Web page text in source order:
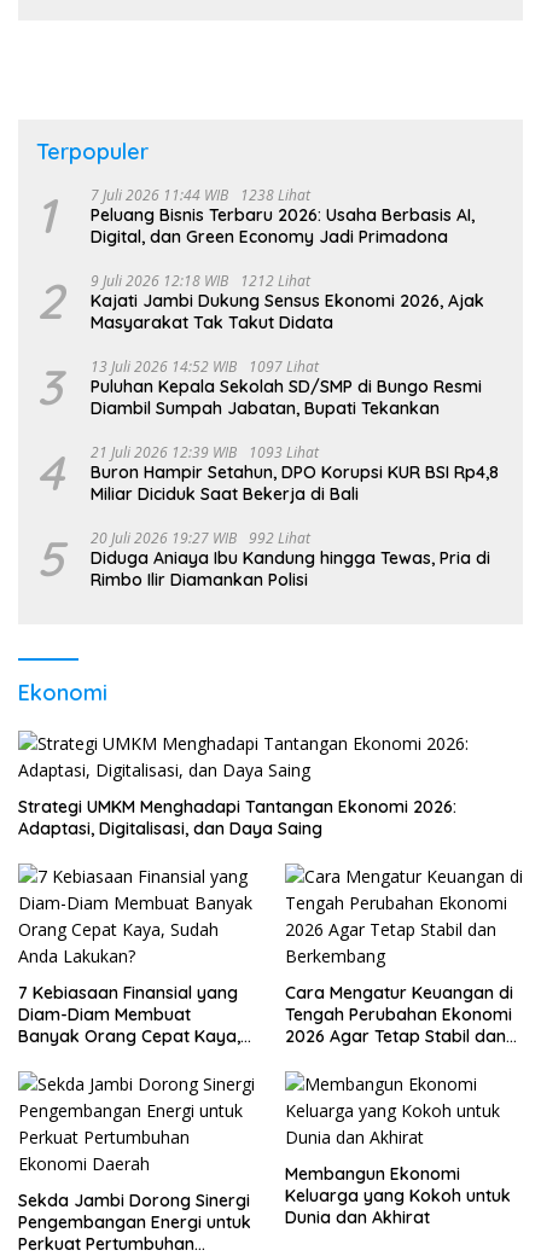
Terpopuler
1 7 Juli 2026 11:44 WIB 1238 Lihat
Peluang Bisnis Terbaru 2026: Usaha Berbasis AI,
Digital, dan Green Economy Jadi Primadona
2 9 Juli 2026 12:18 WIB 1212 Lihat
Kajati Jambi Dukung Sensus Ekonomi 2026, Ajak
Masyarakat Tak Takut Didata
3 13 Juli 2026 14:52 WIB 1097 Lihat
Puluhan Kepala Sekolah SD/SMP di Bungo Resmi
Diambil Sumpah Jabatan, Bupati Tekankan
4 21 Juli 2026 12:39 WIB 1093 Lihat
Buron Hampir Setahun, DPO Korupsi KUR BSI Rp4,8
Miliar Diciduk Saat Bekerja di Bali
5 20 Juli 2026 19:27 WIB 992 Lihat
Diduga Aniaya Ibu Kandung hingga Tewas, Pria di
Rimbo Ilir Diamankan Polisi
Ekonomi
Strategi UMKM Menghadapi Tantangan Ekonomi 2026:
Adaptasi, Digitalisasi, dan Daya Saing
7 Kebiasaan Finansial yang
Diam-Diam Membuat
Banyak Orang Cepat Kaya,
Cara Mengatur Keuangan di
Tengah Perubahan Ekonomi
2026 Agar Tetap Stabil dan
Sekda Jambi Dorong Sinergi
Pengembangan Energi untuk
Perkuat Pertumbuhan
Membangun Ekonomi
Keluarga yang Kokoh untuk
Dunia dan Akhirat